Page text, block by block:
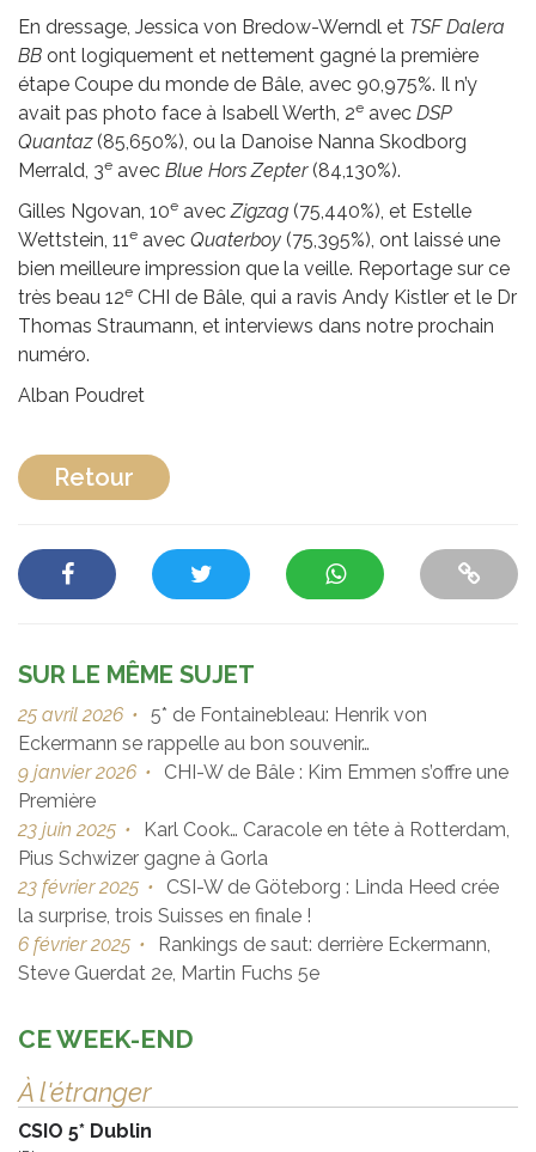
En dressage, Jessica von Bredow-Werndl et TSF Dalera
BB ont logiquement et nettement gagné la première
étape Coupe du monde de Bâle, avec 90,975%. Il n’y
avait pas photo face à Isabell Werth, 2e avec DSP
Quantaz(85,650%), ou la Danoise Nanna Skodborg
Merrald, 3e avec Blue Hors Zepter(84,130%).
Gilles Ngovan, 10e avecZigzag (75,440%), et Estelle
Wettstein, 11e avec Quaterboy (75,395%), ont laissé une
bien meilleure impression que la veille. Reportage sur ce
très beau 12e CHI de Bâle, qui a ravis Andy Kistler et le Dr
Thomas Straumann, et interviews dans notre prochain
numéro.
Alban Poudret
Retour
SUR LE MÊME SUJET
25 avril 2026 • 5* de Fontainebleau: Henrik von
Eckermann se rappelle au bon souvenir…
9 janvier 2026 •
CHI-W de Bâle : Kim Emmen s’offre une
Première
23 juin 2025 •
Karl Cook… Caracole en tête à Rotterdam,
Pius Schwizer gagne à Gorla
23 février 2025 •
CSI-W de Göteborg : Linda Heed crée
la surprise, trois Suisses en finale !
6 février 2025 •
Rankings de saut: derrière Eckermann,
Steve Guerdat 2e, Martin Fuchs 5e
CE WEEK-END
À l'étranger
CSIO 5* Dublin